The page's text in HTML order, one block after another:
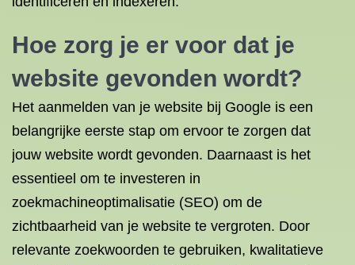
Hoe zorg je er voor dat je
website gevonden wordt?
Het aanmelden van je website bij Google is een
belangrijke eerste stap om ervoor te zorgen dat
jouw website wordt gevonden. Daarnaast is het
essentieel om te investeren in
zoekmachineoptimalisatie (SEO) om de
zichtbaarheid van je website te vergroten. Door
relevante zoekwoorden te gebruiken, kwalitatieve